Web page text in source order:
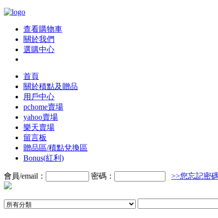
查看購物車
關於我們
選購中心
首頁
關於積點及贈品
用戶中心
pchome賣場
yahoo賣場
樂天賣場
留言板
贈品區/積點兌換區
Bonus(紅利)
會員/email： 密碼： >>您忘記密